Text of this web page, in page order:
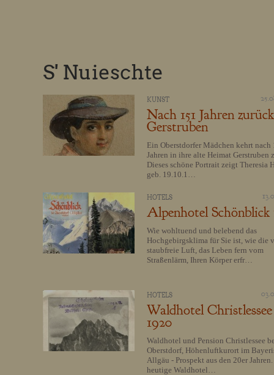
S' Nuieschte
KUNST
Nach 151 Jahren
Gerstruben
Ein Oberstdorfer Mädchen kehrt nach
Jahren in ihre alte Heimat Gerstruben
Dieses schöne Portrait zeigt Theresia
geb. 19.10.1…
HOTELS
Alpenhotel Schönblick
Wie wohltuend und belebend das
Hochgebirgsklima für Sie ist, wie die
staubfreie Luft, das Leben fern vom
Straßenlärm, Ihren Körper erfr…
HOTELS
Waldhotel Christlessee
1920
Waldhotel und Pension Christlessee
Oberstdorf, Höhenluftkurort im
Allgäu - Prospekt aus den 20er Jahren.
heutige Waldhotel…